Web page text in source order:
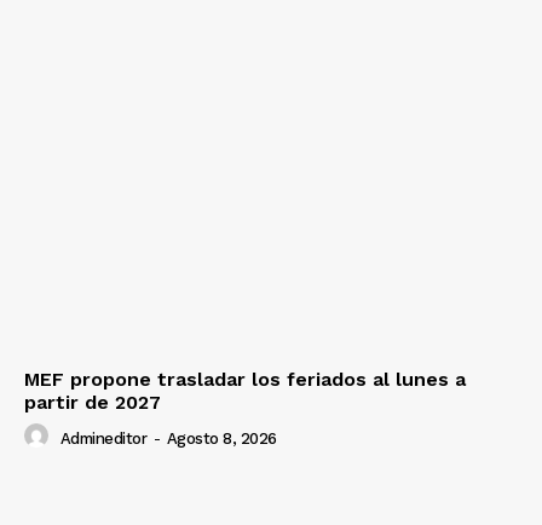
MEF propone trasladar los feriados al lunes a
partir de 2027
Admineditor - Agosto 8, 2026